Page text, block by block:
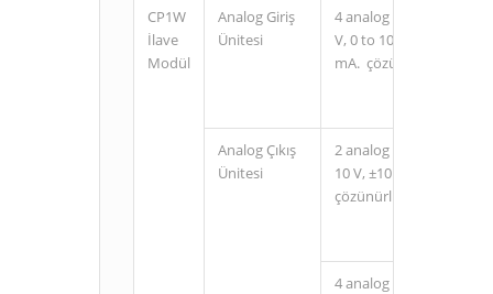
CP1W
İlave
Modül
Analog Giriş
Ünitesi
4 analog giriş nput
V, 0 to 10 V,±10 V, 0 to
mA. çözünürlük: 1/6000
Analog Çıkış
Ünitesi
2 analog çıkış Output
10 V, ±10 V, 0 to 20 mA,
çözünürlük: 1/6000
4 analog çıkış Output